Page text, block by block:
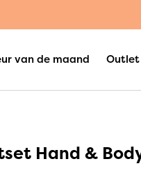
van de maand Outlet
Hand &